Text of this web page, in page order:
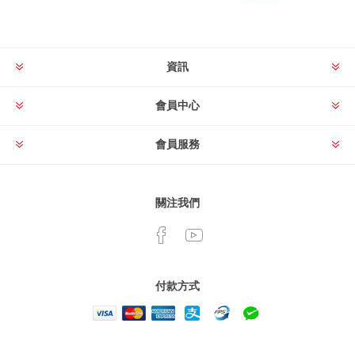
資訊
會員中心
會員服務
關注我們
付款方式